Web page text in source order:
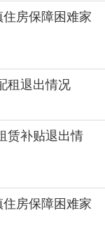
房保障困难家
租退出情况
赁补贴退出情
房保障困难家